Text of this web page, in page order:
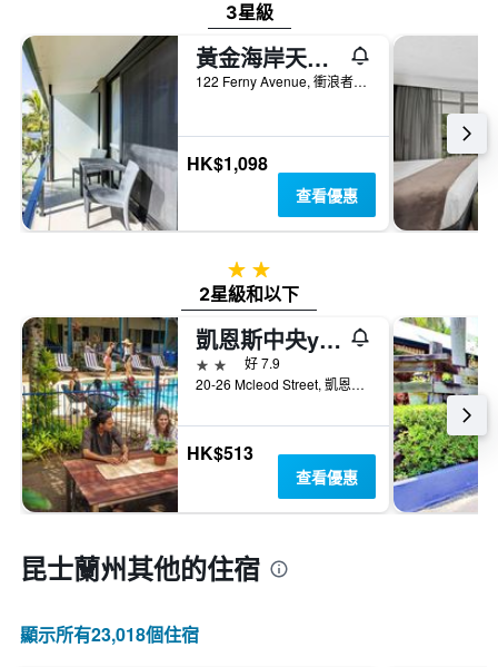
3星級
黃金海岸天堂度假村
122 Ferny Avenue, 衝浪者天堂, QLD, 澳洲
HK$1,098
查看優惠
2星級
2星級和以下
凱恩斯中央yha 青年旅舍
2星級
好 7.9
20-26 Mcleod Street, 凱恩斯, QLD, 澳洲
HK$513
查看優惠
昆士蘭州​其他的住宿
顯示所有23,018​個住宿